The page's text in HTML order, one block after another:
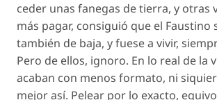
ceder unas fanegas de tierra, y otras
más pagar, consiguió que el Faustino
también de baja, y fuese a vivir,
Pero de ellos, ignoro. En lo real de la
acaban con menos formato, ni
mejor así. Pelear por lo exacto,